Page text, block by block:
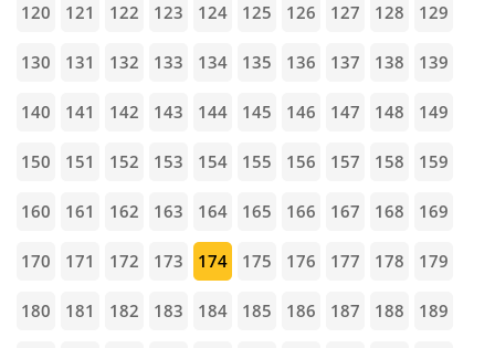
120 121 122 123 124 125 126 127 128 129
130 131 132 133 134 135 136 137 138 139
140 141 142 143 144 145 146 147 148 149
150 151 152 153 154 155 156 157 158 159
160 161 162 163 164 165 166 167 168 169
170 171 172 173 174 175 176 177 178 179
180 181 182 183 184 185 186 187 188 189